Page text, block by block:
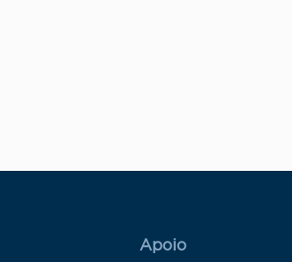
Rodapé 2
Apoio